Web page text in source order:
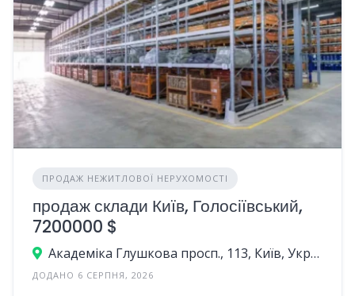
ПРОДАЖ НЕЖИТЛОВОЇ НЕРУХОМОСТІ
продаж склади Київ, Голосіївський,
7200000 $
Академіка Глушкова просп., 113, Київ, Україна
ДОДАНО 6 СЕРПНЯ, 2026